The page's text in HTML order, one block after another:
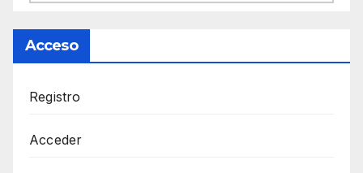
Acceso
Registro
Acceder